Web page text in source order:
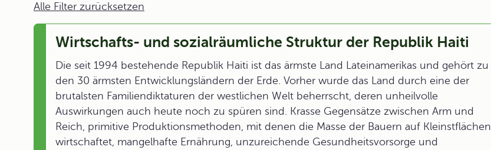
Alle Filter zurücksetzen
Wirtschafts- und sozialräumliche Struktur der Republik Haiti
Die seit 1994 bestehende Republik Haiti ist das ärmste Land Lateinamerikas und gehört zu
den 30 ärmsten Entwicklungsländern der Erde. Vorher wurde das Land durch eine der
brutalsten Familiendiktaturen der westlichen Welt beherrscht, deren unheilvolle
Auswirkungen auch heute noch zu spüren sind. Krasse Gegensätze zwischen Arm und
Reich, primitive Produktionsmethoden, mit denen die Masse der Bauern auf Kleinstflächen
wirtschaftet, mangelhafte Ernährung, unzureichende Gesundheitsvorsorge und